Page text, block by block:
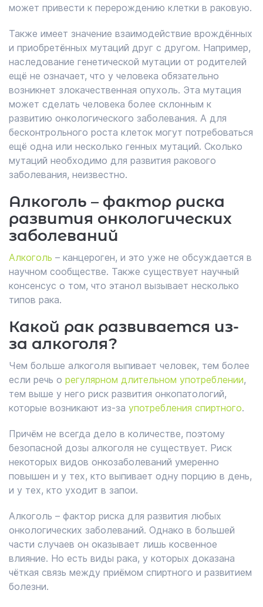
может привести к перерождению клетки в раковую.
Также имеет значение взаимодействие врождённых
и приобретённых мутаций друг с другом. Например,
наследование генетической мутации от родителей
ещё не означает, что у человека обязательно
возникнет злокачественная опухоль. Эта мутация
может сделать человека более склонным к
развитию онкологического заболевания. А для
бесконтрольного роста клеток могут потребоваться
ещё одна или несколько генных мутаций. Сколько
мутаций необходимо для развития ракового
заболевания, неизвестно.
Алкоголь – фактор риска
развития онкологических
заболеваний
Алкоголь – канцероген, и это уже не обсуждается в
научном сообществе. Также существует научный
консенсус о том, что этанол вызывает несколько
типов рака.
Какой рак развивается из-
за алкоголя?
Чем больше алкоголя выпивает человек, тем более
если речь о регулярном длительном употреблении,
тем выше у него риск развития онкопатологий,
которые возникают из-за употребления спиртного.
Причём не всегда дело в количестве, поэтому
безопасной дозы алкоголя не существует. Риск
некоторых видов онкозаболеваний умеренно
повышен и у тех, кто выпивает одну порцию в день,
и у тех, кто уходит в запои.
Алкоголь – фактор риска для развития любых
онкологических заболеваний. Однако в большей
части случаев он оказывает лишь косвенное
влияние. Но есть виды рака, у которых доказана
чёткая связь между приёмом спиртного и развитием
болезни.